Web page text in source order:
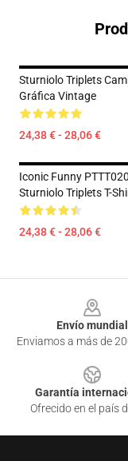
Sturniolo Triplets
Gráfica Vintage
24,38 € - 28,06 €
Iconic Funny
Sturniolo Triplets T-
24,38 € - 28,06 €
Envío mundial
Enviamos a más de
Garantía
Ofrecido en el país